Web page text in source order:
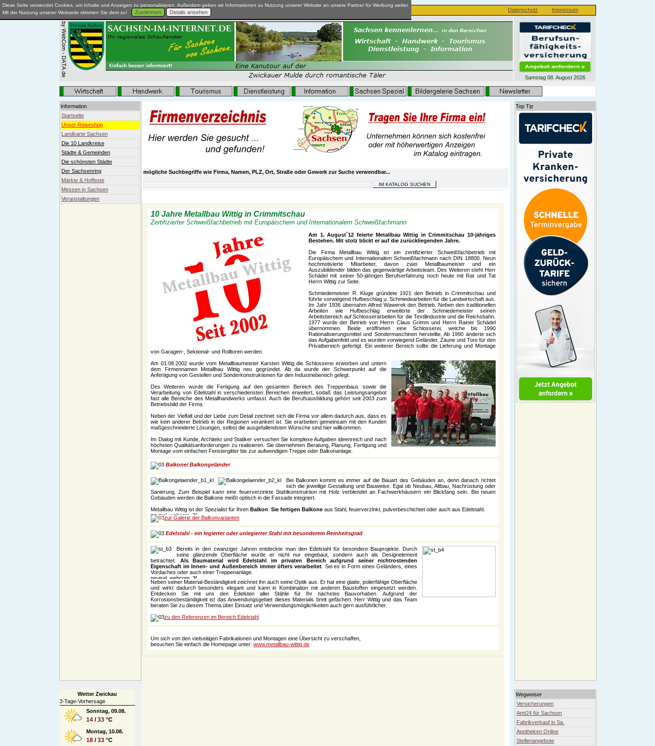
Diese Seite verwendet Cookies, um Inhalte und Anzeigen zu personalisieren. Außerdem geben wir Informationen zu Nutzung unserer Website an unsere Partner für Werbung weiter.
Mit der Nutzung unserer Webseite stimmen Sie dem zu!
Zustimmen Details ansehen Impressum
Datenschutz
Samstag 08. August 2026
Information
Startseite
Unser Reiseshop
Landkarte Sachsen
Die 10 Landkreise
Städte & Gemeinden
Die schönsten Städte
Der Sachsenring
Märkte & Hoffeste
Messen in Sachsen
Veranstaltungen
Wetter Zwickau
3-Tage-Vorhersage
Sonntag, 09.08.
14 /33 °C
Montag, 10.08.
18 /33 °C
Top Tip
Wegweiser
Versicherungen
Amt24 für Sachsen
Fabrikverkauf in Sa.
Apotheken Online
Stellenangebote
mögliche Suchbegriffe wie Firma, Namen, PLZ, Ort, Straße oder Gewerk zur Suche verwendbar...
10 Jahre Metallbau Wittig in Crimmitschau
Zertifizierter Schweißfachbetrieb mit Europäischem und Internationalem Schweißfachmann
Am 1. August´12 feierte Metallbau Wittig in Crimmitschau 10-jähriges
Bestehen. Mit stolz blickt er auf die zurückliegenden Jahre.
Die Firma Metallbau Wittig ist ein zertifizierter Schweißfachbetrieb mit
Europäischem und Internationalem Schweißfachmann nach DIN 18800. Neun
hochmotivierte Mitarbeiter, davon zwei Metallbaumeister und ein
Auszubildender bilden das gegenwärtige Arbeitsteam. Des Weiteren steht Herr
Schädel mit seiner 50-jährigen Berufserfahrung noch heute mit Rat und Tat
Herrn Wittig zur Seite.
Schmiedemeister R. Kluge gründete 1921 den Betrieb in Crimmitschau und
führte vorwiegend Hufbeschlag u. Schmiedearbeiten für die Landwirtschaft aus.
Im Jahr 1936 übernahm Alfred Wawerek den Betrieb. Neben den traditionellen
Arbeiten wie Hufbeschlag erweiterte der Schmiedemeister seinen
Arbeitsbereich auf Schlosserarbeiten für die Textilindustrie und die Reichsbahn.
1977 wurde der Betrieb von Herrn Claus Grimm und Herrn Rainer Schädel
übernommen. Beide eröffneten eine Schlosserei, welche bis 1990
Rationalisierungsmittel und Sondermaschinen herstellte. Ab 1990 änderte sich
das Aufgabenfeld und es wurden vorwiegend Geländer, Zäune und Tore für den
Privatbereich gefertigt. Ein weiterer Bereich sollte die Lieferung und Montage
von Garagen-, Sektional- und Rolltoren werden.
Am 01.08.2002 wurde vom Metallbaumeister Karsten Wittig die Schlosserei erworben und untern
dem Firmennamen Metallbau Wittig neu gegründet. Ab da wurde der Schwerpunkt auf die
Anfertigung von Gestellen und Sonderkonstruktionen für den Industriebereich gelegt.
Des Weiteren wurde die Fertigung auf den gesamten Bereich des Treppenbaus sowie die
Verarbeitung von Edelstahl in verschiedensten Bereichen erweitert, sodaß das Leistungsangebot
fast alle Bereiche des Metallhandwerks umfasst. Auch die Berufsausbildung gehört seit 2003 zum
Betriebsbild der Firma.
Neben der Vielfalt und der Liebe zum Detail zeichnet sich die Firma vor allem dadurch aus, dass es
wie kein anderer Betrieb in der Regionen verankert ist. Sie erarbeiten gemeinsam mit den Kunden
maßgeschneiderte Lösungen, selbst die ausgefallendsten Wünsche sind hier willkommen.
Im Dialog mit Kunde, Architekt und Statiker versuchen Sie komplexe Aufgaben ideenreich und nach
höchsten Qualitätsanforderungen zu realisieren. Sie übernehmen Beratung, Planung, Fertigung und
Montage vom einfachen Fenstergitter bis zur aufwendigen Treppe oder Balkonanlage.
Balkone/ Balkongeländer
Bei Balkonen kommt es immer auf die Bauart des Gebäudes an, denn danach richtet
sich die jeweilige Gestaltung und Bauweise. Egal ob Neubau, Altbau, Nachrüstung oder
Sanierung. Zum Beispiel kann eine feuerverzinkte Stahlkonstruktion mit Holz verblendet an Fachwerkhäusern ein Blickfang sein. Bei neuen
Gebäuden werden die Balkone meißt optisch in die Fassade integriert.
Metallbau Wittig ist der Spezialist für Ihren Balkon Sie fertigen Balkone aus Stahl, feuerverzinkt, pulverbeschichtet oder auch aus Edelstahl.
zur Galerie der Balkonvarianten
Edelstahl - ein legierter oder unlegierter Stahl mit besonderem Reinheitsgrad
Bereits in den zwanziger Jahren entdeckte man den Edelstahl für besondere Bauprojekte. Durch
seine glänzende Oberfläche wurde er nicht nur eingebaut, sondern auch als Designelement
betrachtet. Als Baumaterial wird Edelstahl im privaten Bereich aufgrund seiner nichtrostenden
Eigenschaft im Innen- und Außenbereich immer öfters verarbeitet . Sei es in Form eines Geländers, eines
Vordaches oder auch einer Treppenanlage.
Neben seiner Material-Beständigkeit zeichnet ihn auch seine Optik aus. Er hat eine glatte, polierfähige Oberfläche
und wirkt dadurch besonders elegant und kann in Kombination mit anderen Baustoffen eingesetzt werden.
Entdecken Sie mit uns den Edelsten aller Stähle für Ihr nächstes Bauvorhaben. Aufgrund der
Korrosionsbeständigkeit ist das Anwendungsgebiet dieses Materials breit gefächert. Herr Wittig und das Team
beraten Sie zu diesem Thema über Einsatz und Verwendungsmöglichkeiten auch gern ausführlicher.
zu den Referenzen im Bereich Edelstahl
Um sich von den vielseitigen Fabrikationen und Montagen eine Übersicht zu verschaffen,
besuchen Sie einfach die Homepage unter: www.metallbau-wittig.de